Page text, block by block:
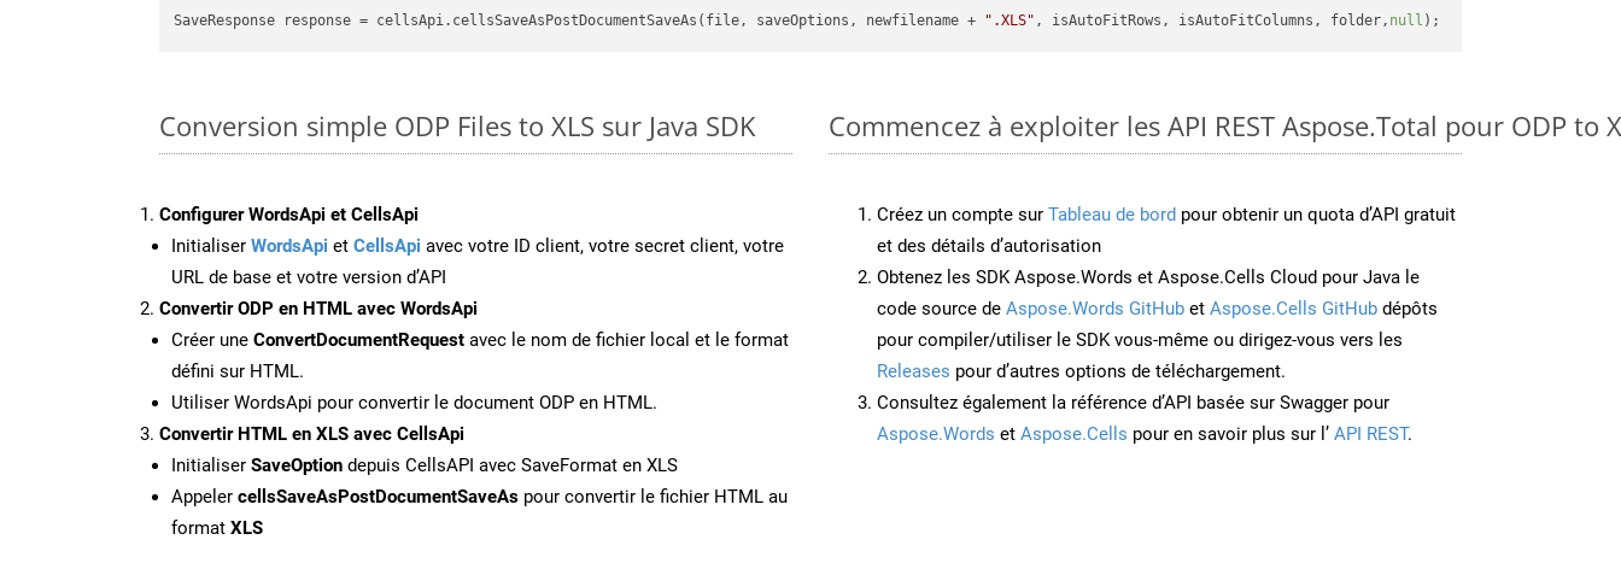
SaveResponse response = cellsApi.cellsSaveAsPostDocumentSaveAs(file, saveOptions, newfilename +
".XLS" , isAutoFitRows, isAutoFitColumns, folder, null
Conversion simple ODP Files to XLS sur Java SDK
Configurer WordsApi et CellsApi
Initialiser WordsApi et CellsApi avec votre ID client, votre secret client, votre
URL de base et votre version d’API
Convertir ODP en HTML avec WordsApi
Créer une ConvertDocumentRequest avec le nom de fichier local et le format
défini sur HTML.
Utiliser WordsApi pour convertir le document ODP en HTML.
Convertir HTML en XLS avec CellsApi
Initialiser SaveOption depuis CellsAPI avec SaveFormat en XLS
Appeler cellsSaveAsPostDocumentSaveAs pour convertir le fichier HTML au
format XLS
Commencez à exploiter les API REST Aspose.Total pour ODP to
Créez un compte sur Tableau de bord pour obtenir un quota d’API gratuit
et des détails d’autorisation
Obtenez les SDK Aspose.Words et Aspose.Cells Cloud pour Java le
code source de Aspose.Words GitHub et Aspose.Cells GitHub dépôts
pour compiler/utiliser le SDK vous-même ou dirigez-vous vers les
Releases pour d’autres options de téléchargement.
Consultez également la référence d’API basée sur Swagger pour
Aspose.Words et Aspose.Cells pour en savoir plus sur l’ API REST.